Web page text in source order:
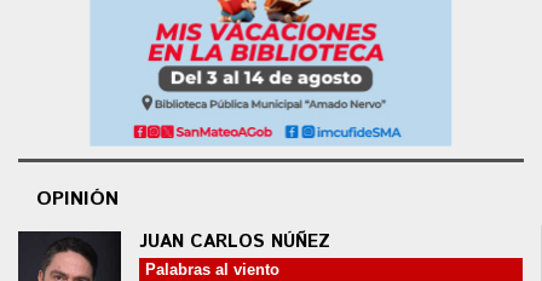
OPINIÓN
JUAN CARLOS NÚÑEZ
Palabras al viento